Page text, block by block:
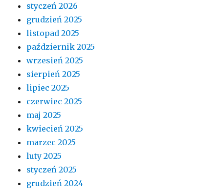
styczeń 2026
grudzień 2025
listopad 2025
październik 2025
wrzesień 2025
sierpień 2025
lipiec 2025
czerwiec 2025
maj 2025
kwiecień 2025
marzec 2025
luty 2025
styczeń 2025
grudzień 2024